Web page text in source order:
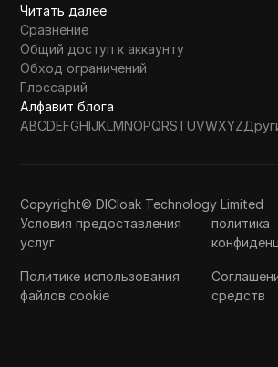
Читать далее
Сравнение
Общий доступ к аккаунту
Обход ограничений
Глоссарий
Алфавит блога
ABCDEFGHIJKLMNOPQRSTUVWXYZ
Copyright© DICloak Technology Limited
Условия предоставления
услуг
политика
Политике использования
файлов cookie
средств